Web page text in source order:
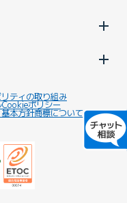
ティの取り組み
Cookieポリシー
本方針商標について